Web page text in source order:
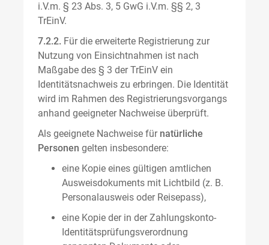
i.V.m. § 23 Abs. 3, 5 GwG i.V.m. §§ 2, 3
TrEinV.
7.2.2. Für die erweiterte Registrierung zur
Nutzung von Einsichtnahmen ist nach
Maßgabe des § 3 der TrEinV ein
Identitätsnachweis zu erbringen. Die Identität
wird im Rahmen des Registrierungsvorgangs
anhand geeigneter Nachweise überprüft.
Als geeignete Nachweise für natürliche
Personen gelten insbesondere:
eine Kopie eines gültigen amtlichen
Ausweisdokuments mit Lichtbild (z. B.
Personalausweis oder Reisepass),
eine Kopie der in der Zahlungskonto-
Identitätsprüfungsverordnung